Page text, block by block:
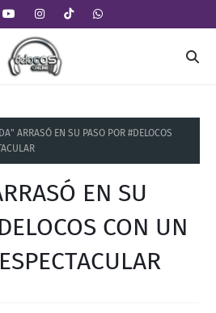
ARRASÓ EN SU PASO POR #DELOCOS
EN SU
CON UN